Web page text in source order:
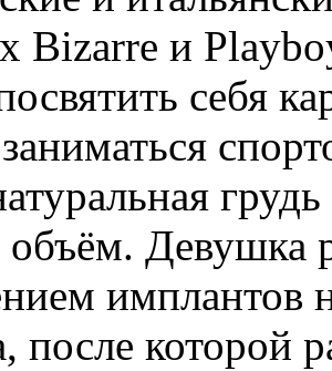
Bizarre и
себя
Девушка
имплантов
после которой